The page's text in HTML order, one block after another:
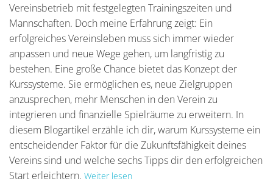
Vereinsbetrieb mit festgelegten Trainingszeiten und
Mannschaften. Doch meine Erfahrung zeigt: Ein
erfolgreiches Vereinsleben muss sich immer wieder
anpassen und neue Wege gehen, um langfristig zu
bestehen. Eine große Chance bietet das Konzept der
Kurssysteme. Sie ermöglichen es, neue Zielgruppen
anzusprechen, mehr Menschen in den Verein zu
integrieren und finanzielle Spielräume zu erweitern. In
diesem Blogartikel erzähle ich dir, warum Kurssysteme ein
entscheidender Faktor für die Zukunftsfähigkeit deines
Vereins sind und welche sechs Tipps dir den erfolgreichen
Start erleichtern. Weiter lesen